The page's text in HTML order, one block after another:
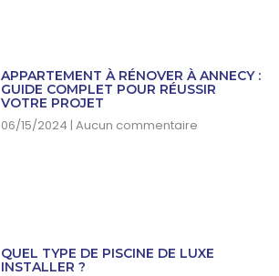
APPARTEMENT À RÉNOVER À ANNECY :
GUIDE COMPLET POUR RÉUSSIR
VOTRE PROJET
06/15/2024 Aucun commentaire
QUEL TYPE DE PISCINE DE LUXE
INSTALLER ?